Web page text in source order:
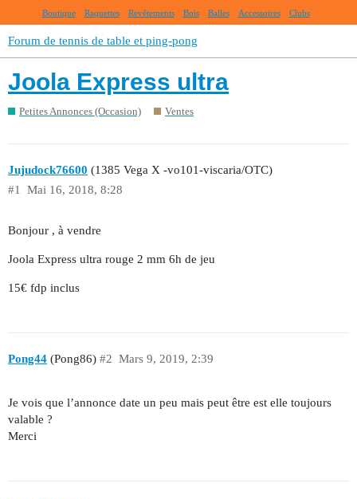
Boutique Raquettes Revêtements Bois Balles Accessoires Clubs
Forum de tennis de table et ping-pong
Joola Express ultra
Petites Annonces (Occasion) Ventes
Jujudock76600 (1385 Vega X -vo101-viscaria/OTC)
Mai 16, 2018, 8:28
#1
Bonjour , à vendre
Joola Express ultra rouge 2 mm 6h de jeu
15€ fdp inclus
Pong44 (Pong86) Mars 9, 2019, 2:39
#2
Je vois que l’annonce date un peu mais peut être est elle toujours
valable ?
Merci